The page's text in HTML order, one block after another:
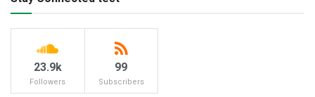
23.9k
Followers
99
Subscribers